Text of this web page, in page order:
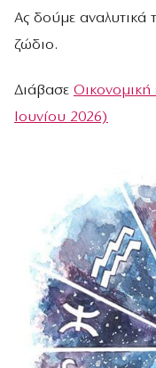
Ας δούμε αναλυτικά
ζώδιο.
Διάβασε Οικονομική
Ιουνίου 2026)